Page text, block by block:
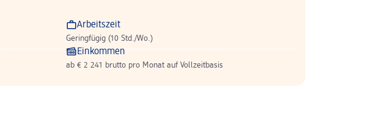
Arbeitszeit
Geringfügig (10 Std./Wo.)
Einkommen
ab € 2 241 brutto pro Monat auf Vollzeitbasis